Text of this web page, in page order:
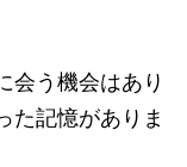
会う機会はあり
た記憶がありま